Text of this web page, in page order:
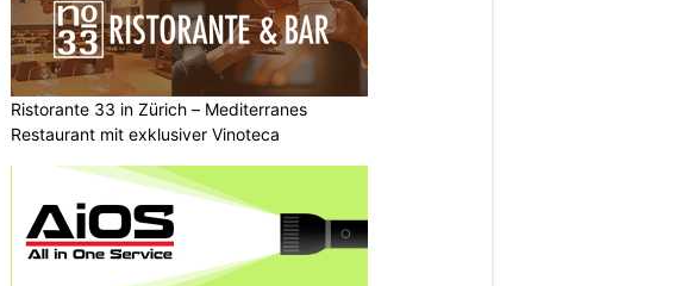
Ristorante 33 in Zürich – Mediterranes
Restaurant mit exklusiver Vinoteca